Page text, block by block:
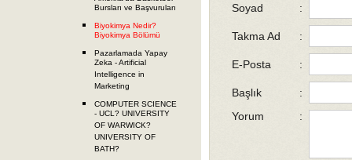
Bursları ve Başvuruları
Biyokimya Nedir?
Biyokimya Bölümü
Pazarlamada Yapay
Zeka - Artificial
Intelligence in
Marketing
COMPUTER SCIENCE
- UCL? UNIVERSITY
OF WARWICK?
UNIVERSITY OF
BATH?
Soyad :
Takma Ad :
E-Posta :
Başlık
:
Yorum
: